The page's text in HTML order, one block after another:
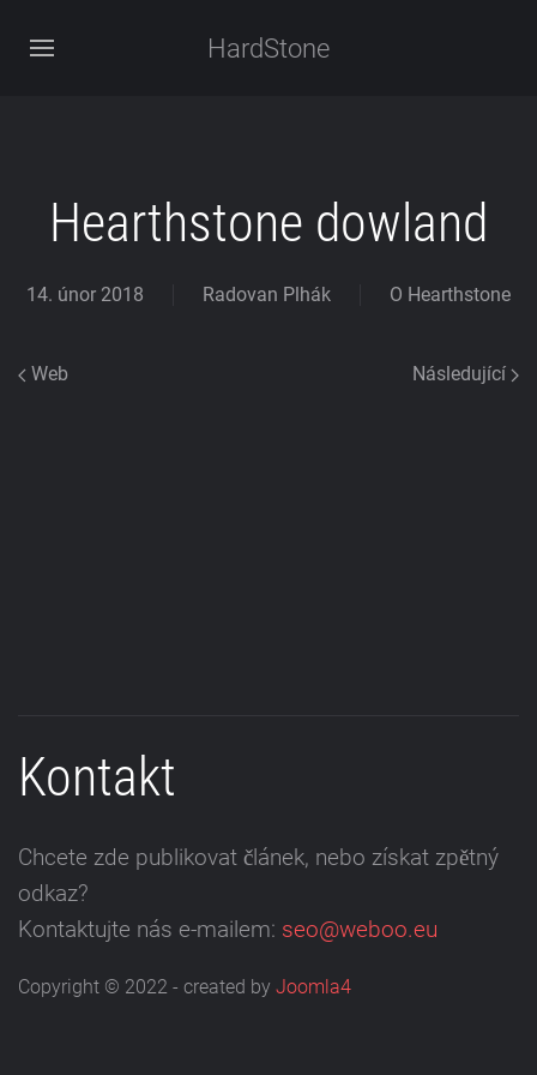
HardStone
Hearthstone dowland
14. únor 2018 Radovan Plhák O Hearthstone
Web Následující
Kontakt
Chcete zde publikovat článek, nebo získat zpětný
odkaz?
Kontaktujte nás e-mailem: seo@weboo.eu
Copyright © 2022 - created by Joomla4